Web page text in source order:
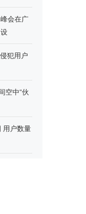
会在广
犯用户
空中“伙
用户数量